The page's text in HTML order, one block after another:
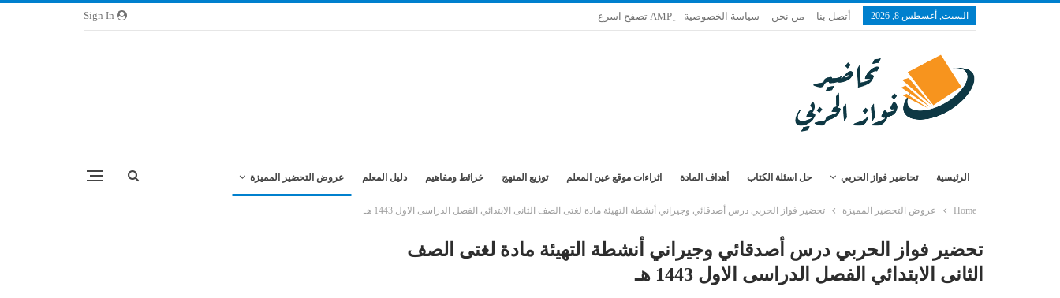
السبت, أغسطس 8, 2026 أتصل بنا من نحن سياسة الخصوصية
الرئيسية تحاضير فواز الحربي حل اسئلة الكتاب أهداف المادة اثراءات موقع عين المعلم توزيع المنهج خرائط ومفاهيم دليل المعلم عروض التحضير المميزة
Home عروض التحضير المميزة تحضير فواز الحربي درس أصدقائي وجيراني أنشطة التهيئة مادة لغتى الصف الثانى الابتدائي الفصل الدراسى الاول 1443 هـ
تحضير فواز الحربي درس أصدقائي وجيراني أنشطة التهيئة مادة لغتى الصف
الثانى الابتدائي الفصل الدراسى الاول 1443 هـ